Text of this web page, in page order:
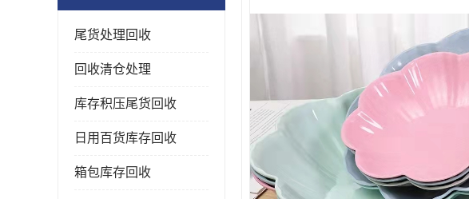
尾货处理回收
回收清仓处理
库存积压尾货回收
日用百货库存回收
箱包库存回收